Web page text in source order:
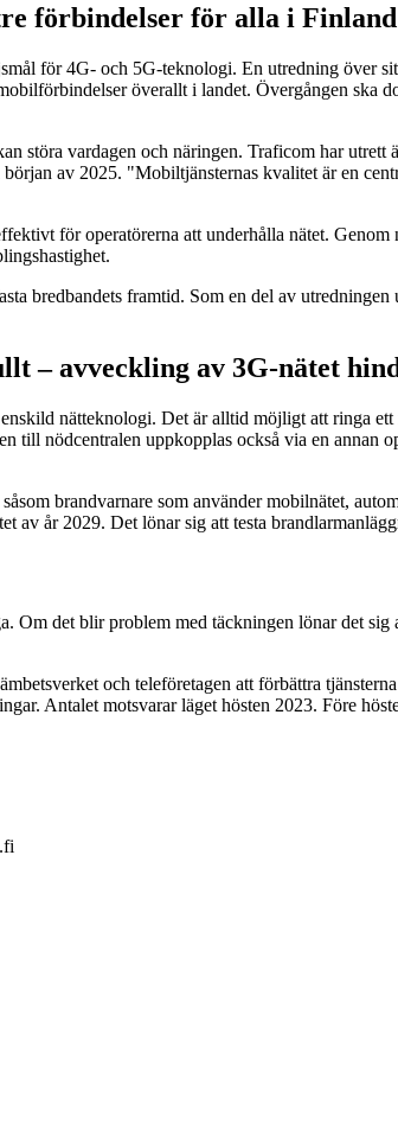
förbindelser för alla i Finland
för 4G- och 5G-teknologi. En utredning över
överallt i landet. Övergången ska
störa vardagen och näringen. Traficom har
av 2025. "Mobiltjänsternas kvalitet är en
för operatörerna att underhålla nätet.
bredbandets framtid. Som en del av
– avveckling av 3G-nätet
nätteknologi. Det är alltid möjligt att ringa
till nödcentralen uppkopplas också via en annan
brandvarnare som använder mobilnätet,
av år 2029. Det lönar sig att testa
det blir problem med täckningen lönar det
och teleföretagen att förbättra
Antalet motsvarar läget hösten 2023. Före